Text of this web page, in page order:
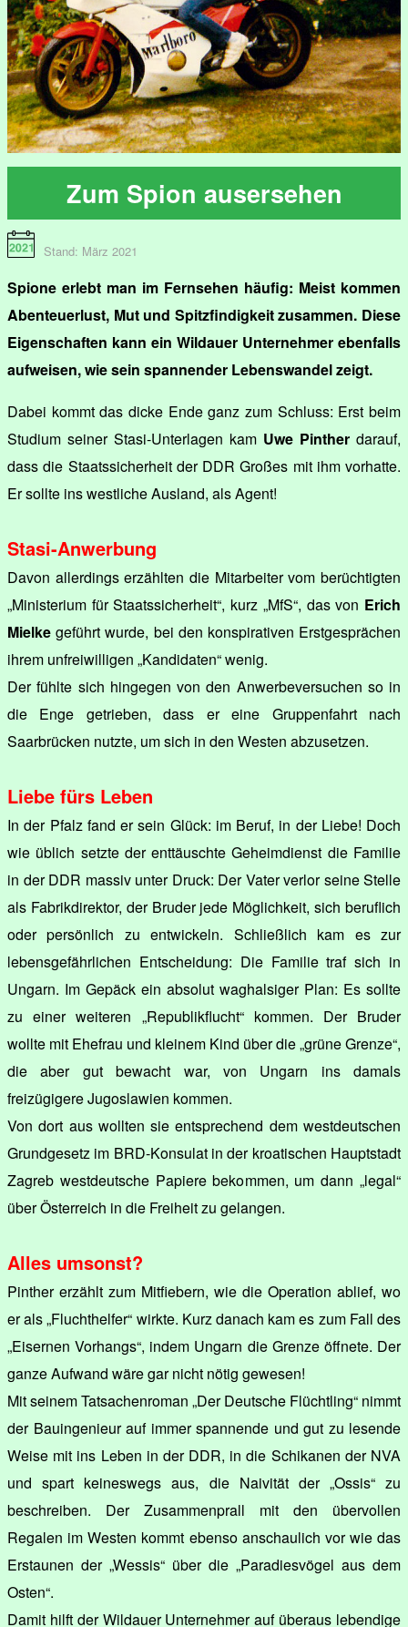
Zum Spion ausersehen
Stand: März 2021
Spione erlebt man im Fernsehen häufig: Meist kommen
Abenteuerlust, Mut und Spitzfindigkeit zusammen. Diese
Eigenschaften kann ein Wildauer Unternehmer ebenfalls
aufweisen, wie sein spannender Lebenswandel zeigt.
Dabei kommt das dicke Ende ganz zum Schluss: Erst beim
Studium seiner Stasi-Unterlagen kam Uwe Pinther darauf,
dass die Staatssicherheit der DDR Großes mit ihm vorhatte.
Er sollte ins westliche Ausland, als Agent!
Stasi-Anwerbung
Davon allerdings erzählten die Mitarbeiter vom berüchtigten
„Ministerium für Staatssicherheit“, kurz „MfS“, das von Erich
Mielke geführt wurde, bei den konspirativen Erstgesprächen
ihrem unfreiwilligen „Kandidaten“ wenig.
Der fühlte sich hingegen von den Anwerbeversuchen so in
die Enge getrieben, dass er eine Gruppenfahrt nach
Saarbrücken nutzte, um sich in den Westen abzusetzen.
Liebe fürs Leben
In der Pfalz fand er sein Glück: im Beruf, in der Liebe! Doch
wie üblich setzte der enttäuschte Geheimdienst die Familie
in der DDR massiv unter Druck: Der Vater verlor seine Stelle
als Fabrikdirektor, der Bruder jede Möglichkeit, sich beruflich
oder persönlich zu entwickeln. Schließlich kam es zur
lebensgefährlichen Entscheidung: Die Familie traf sich in
Ungarn. Im Gepäck ein absolut waghalsiger Plan: Es sollte
zu einer weiteren „Republikflucht“ kommen. Der Bruder
wollte mit Ehefrau und kleinem Kind über die „grüne Grenze“,
die aber gut bewacht war, von Ungarn ins damals
freizügigere Jugoslawien kommen.
Von dort aus wollten sie entsprechend dem westdeutschen
Grundgesetz im BRD-Konsulat in der kroatischen Hauptstadt
Zagreb westdeutsche Papiere bekommen, um dann „legal“
über Österreich in die Freiheit zu gelangen.
Alles umsonst?
Pinther erzählt zum Mitfiebern, wie die Operation ablief, wo
er als „Fluchthelfer“ wirkte. Kurz danach kam es zum Fall des
„Eisernen Vorhangs“, indem Ungarn die Grenze öffnete. Der
ganze Aufwand wäre gar nicht nötig gewesen!
Mit seinem Tatsachenroman „Der Deutsche Flüchtling“ nimmt
der Bauingenieur auf immer spannende und gut zu lesende
Weise mit ins Leben in der DDR, in die Schikanen der NVA
und spart keineswegs aus, die Naivität der „Ossis“ zu
beschreiben. Der Zusammenprall mit den übervollen
Regalen im Westen kommt ebenso anschaulich vor wie das
Erstaunen der „Wessis“ über die „Paradiesvögel aus dem
Osten“.
Damit hilft der Wildauer Unternehmer auf überaus lebendige